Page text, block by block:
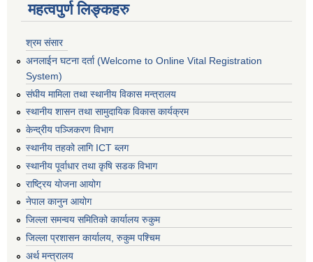
महत्वपुर्ण लिङ्कहरु
श्रम संसार
अनलाईन घटना दर्ता (Welcome to Online Vital Registration
System)
संघीय मामिला तथा स्थानीय विकास मन्त्रालय
स्थानीय शासन तथा सामुदायिक विकास कार्यक्रम
केन्द्रीय पञ्जिकरण विभाग
स्थानीय तहको लागि ICT ब्लग
स्थानीय पूर्वाधार तथा कृषि सडक विभाग
राष्ट्रिय योजना आयोग
नेपाल कानुन आयोग
जिल्ला समन्वय समितिको कार्यालय रुकुम
जिल्ला प्रशासन कार्यालय, रुकुम पश्चिम
अर्थ मन्त्रालय